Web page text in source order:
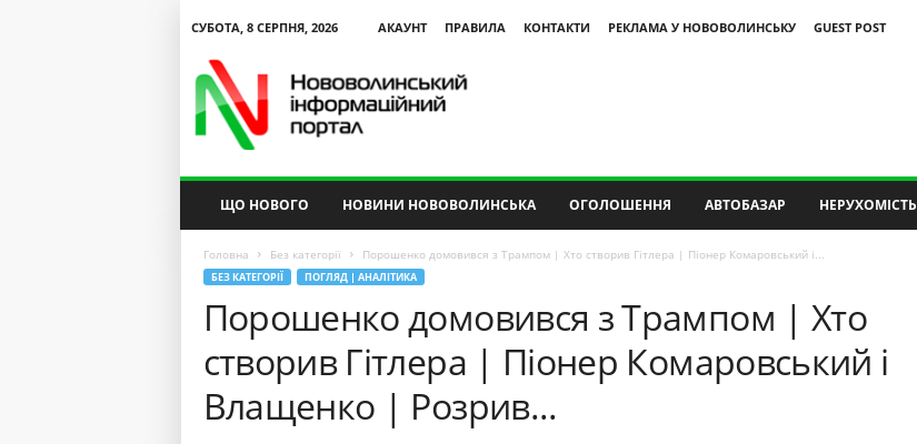
СУБОТА, 8 СЕРПНЯ, 2026 АКАУНТ ПРАВИЛА КОНТАКТИ РЕКЛАМА У НОВОВОЛИНСЬКУ
GUEST POST
ЩО НОВОГО НОВИНИ НОВОВОЛИНСЬКА ОГОЛОШЕННЯ АВТОБАЗАР НЕРУХОМІСТЬ
Головна Без категорії Порошенко домовився з Трампом | Хто створив Гітлера | Піонер Комаровський і...
БЕЗ КАТЕГОРІЇ ПОГЛЯД | АНАЛІТИКА
Порошенко домовився з Трампом | Хто
створив Гітлера | Піонер Комаровський і
Влащенко | Розрив...